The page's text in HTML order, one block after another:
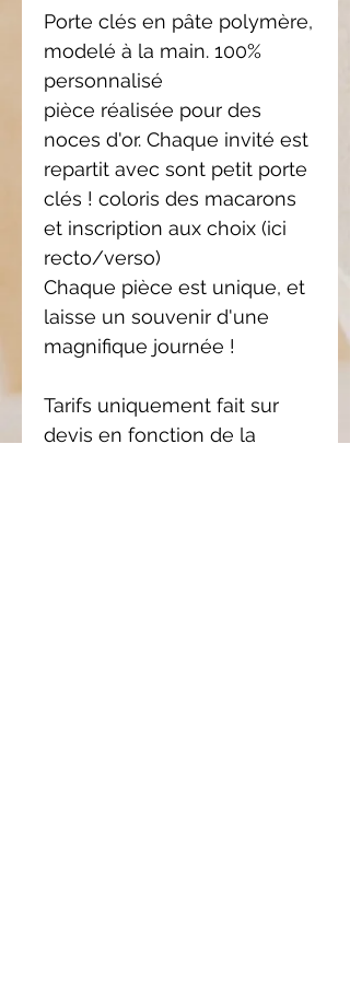
Porte clés en pâte polymère,
modelé à la main. 100%
personnalisé
pièce réalisée pour des
noces d'or. Chaque invité est
repartit avec sont petit porte
clés ! coloris des macarons
et inscription aux choix (ici
recto/verso)
Chaque pièce est unique, et
laisse un souvenir d'une
magnifique journée !
Tarifs uniquement fait sur
devis en fonction de la